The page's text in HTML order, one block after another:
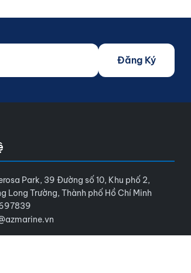
Đăng Ký
Park, 39 Đường số 10, Khu phố 2,
Long Trường, Thành phố Hồ Chí Minh